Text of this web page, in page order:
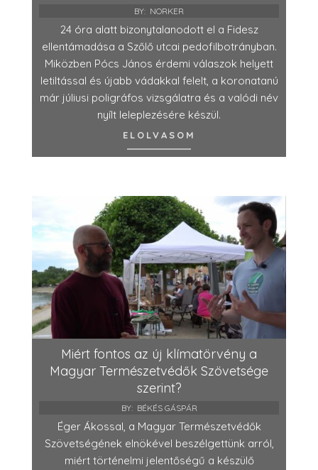
BY: NORKER
24 óra alatt bizonytalanodott el a Fidesz
ellentámadása a Szőlő utcai pedofilbotrányban.
Miközben Pócs János érdemi válaszok helyett
letiltással és újabb vádakkal felelt, a koronatanú
már júliusi poligráfos vizsgálatra és a valódi név
nyílt leleplezésére készül.
ELOLVASOM
Miért fontos az új klímatörvény a
Magyar Természetvédők Szövetsége
szerint?
BY: BÉKÉS GÁSPÁR
Éger Ákossal, a Magyar Természetvédők
Szövetségének elnökével beszélgettünk arról,
miért történelmi jelentőségű a készülő